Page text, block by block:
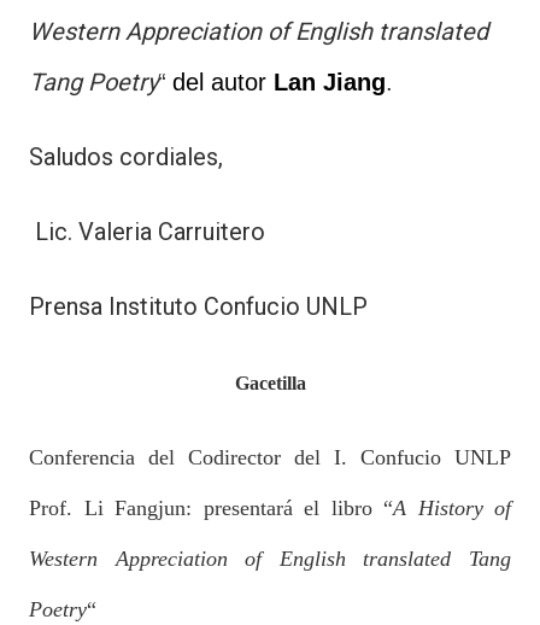
Western Appreciation of English translated
Tang Poetry“ del autor Lan Jiang.
Saludos cordiales,
Lic. Valeria Carruitero
Prensa Instituto Confucio UNLP
Gacetilla
Conferencia del Codirector del I. Confucio UNLP
Prof. Li Fangjun: presentará el libro “A History of
Western Appreciation of English translated Tang
Poetry“